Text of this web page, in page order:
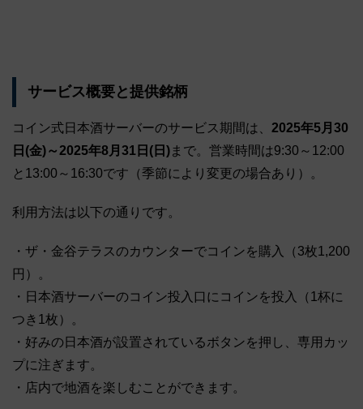
サービス概要と提供銘柄
コイン式日本酒サーバーのサービス期間は、 2025年5月30
日(金)～2025年8月31日(日)まで。営業時間は9:30～12:00
と13:00～16:30です（季節により変更の場合あり）。
利用方法は以下の通りです。
・ザ・金谷テラスのカウンターでコインを購入（3枚1,200
円）。
・日本酒サーバーのコイン投入口にコインを投入（1杯に
つき1枚）。
・好みの日本酒が設置されているボタンを押し、専用カッ
プに注ぎます。
・店内で地酒を楽しむことができます。